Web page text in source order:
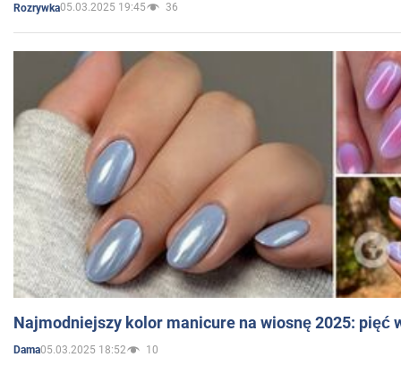
Rozrywka05.03.2025 19:45 36
Najmodniejszy kolor manicure na wiosnę 2025: pięć
Dama05.03.2025 18:52 10